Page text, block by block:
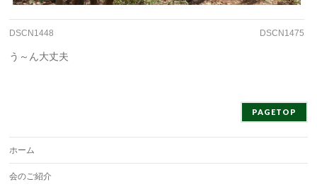
DSCN1448 DSCN1475
う～ん大丈夫
PAGETOP
ホーム
会のご紹介